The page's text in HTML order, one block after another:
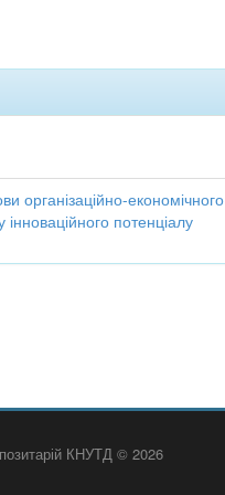
організаційно-економічного
потенціалу
КНУТД © 2026